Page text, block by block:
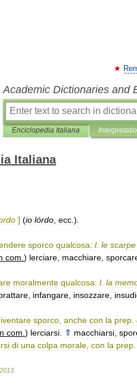
Academic Dictionaries and
Enciclopedia Italiana
Italiana
] (io lórdo ecc .).
sporco qualcosa: l. le scarpe
com ) lerciare macchiare
moralmente qualcosa: l. la
infangare insozzare
sporco anche con la prep
com ) lerciarsi ⇑ macchiarsi
di una colpa morale con la prep
2013